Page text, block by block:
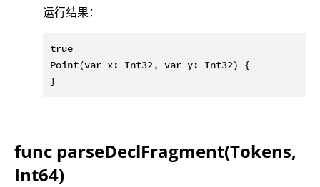
运行结果：
true
Point(var x: Int32, var y: Int32) {
func parseDeclFragment(Tokens,
Int64)